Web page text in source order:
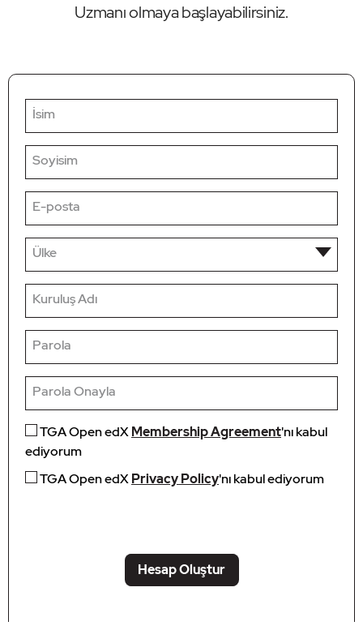
Uzmanı olmaya başlayabilirsiniz.
İsim
Soyisim
E-posta
Parola
Ülke
Parola Onayla
Kuruluş Adı
TGA Open edXMembership Agreement'nı kabul
ediyorum
TGA Open edXPrivacy Policy'nı kabul ediyorum
Hesap Oluştur